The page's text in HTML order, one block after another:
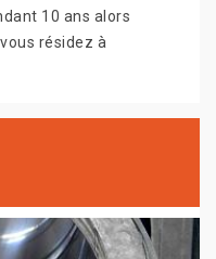
10 ans alors
résidez à